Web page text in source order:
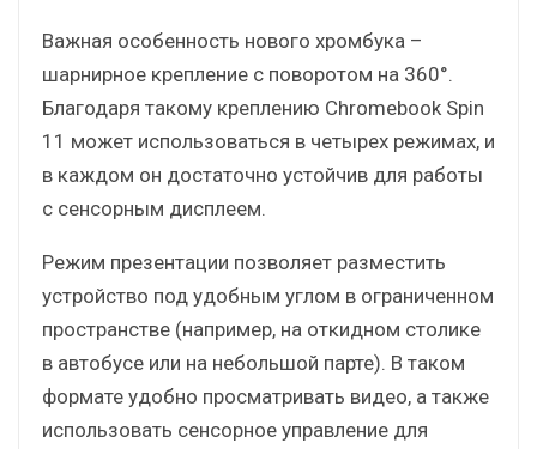
Важная особенность нового хромбука –
шарнирное крепление с поворотом на 360°.
Благодаря такому креплению Chromebook Spin
11 может использоваться в четырех режимах, и
в каждом он достаточно устойчив для работы
с сенсорным дисплеем.
Режим презентации позволяет разместить
устройство под удобным углом в ограниченном
пространстве (например, на откидном столике
в автобусе или на небольшой парте). В таком
формате удобно просматривать видео, а также
использовать сенсорное управление для